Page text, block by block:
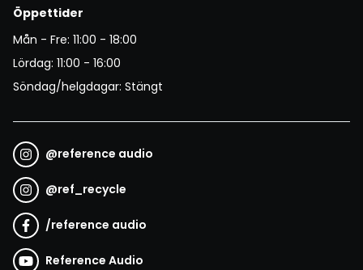
Öppettider
Mån - Fre: 11:00 - 18:00
Lördag: 11:00 - 16:00
Söndag/helgdagar: Stängt
@reference audio
@ref_recycle
/reference audio
Reference Audio